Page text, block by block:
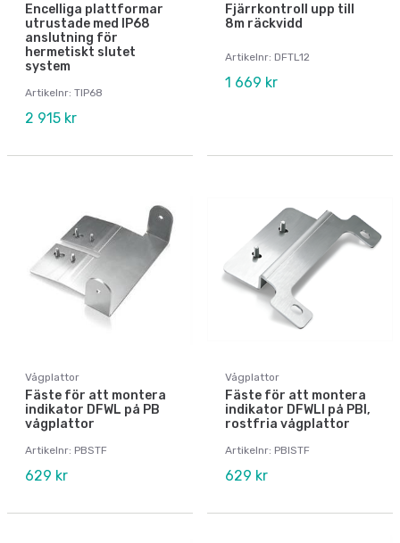
Encelliga plattformar
utrustade med IP68
anslutning för
hermetiskt slutet
system
Artikelnr: TIP68
2 915 kr
Fjärrkontroll upp till
8m räckvidd
Artikelnr: DFTL12
1 669 kr
Vågplattor
Fäste för att montera
indikator DFWL på PB
vågplattor
Artikelnr: PBSTF
629 kr
Vågplattor
Fäste för att montera
indikator DFWLI på PBI,
rostfria vågplattor
Artikelnr: PBISTF
629 kr